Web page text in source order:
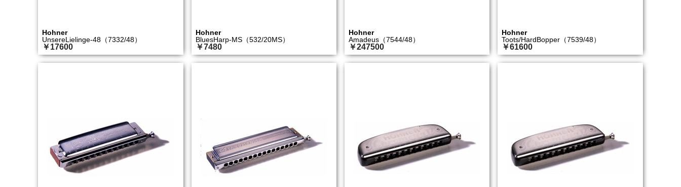
Hohner
UnsereLielinge-48（7332/48）
￥17600
Hohner
BluesHarp-MS（532/20MS）
￥7480
Hohner
Amadeus（7544/48）
￥247500
Hohner
Toots/HardBopper（7539/48）
￥61600